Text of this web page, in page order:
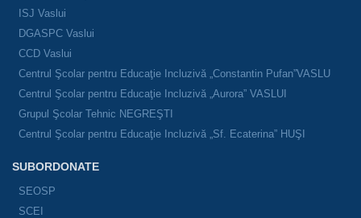
ISJ Vaslui
DGASPC Vaslui
CCD Vaslui
Centrul Şcolar pentru Educaţie Incluzivă „Constantin Pufan”VASLU
Centrul Şcolar pentru Educaţie Incluzivă „Aurora” VASLUI
Grupul Şcolar Tehnic NEGREŞTI
Centrul Şcolar pentru Educaţie Incluzivă „Sf. Ecaterina” HUŞI
SUBORDONATE
SEOSP
SCEI